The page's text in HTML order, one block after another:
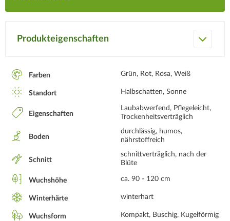
Produkteigenschaften
Farben Grün, Rot, Rosa, Weiß
Standort Halbschatten, Sonne
Eigenschaften
Laubabwerfend, Pflegeleicht,
Trockenheitsverträglich
Boden
durchlässig, humos,
nährstoffreich
Schnitt
schnittverträglich, nach der
Blüte
Wuchshöhe ca. 90 - 120 cm
Winterhärte winterhart
Wuchsform Kompakt, Buschig, Kugelförmig